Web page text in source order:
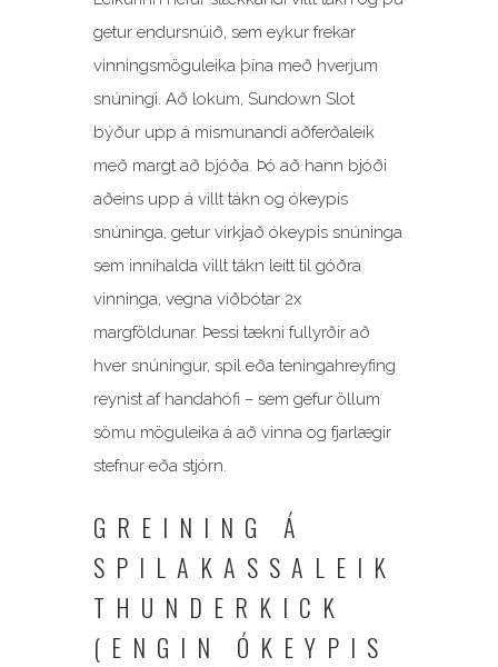
getur endursnúið, sem eykur frekar
vinningsmöguleika þína með hverjum
snúningi. Að lokum, Sundown Slot
býður upp á mismunandi aðferðaleik
með margt að bjóða. Þó að hann bjóði
aðeins upp á villt tákn og ókeypis
snúninga, getur virkjað ókeypis snúninga
sem innihalda villt tákn leitt til góðra
vinninga, vegna viðbótar 2x
margföldunar. Þessi tækni fullyrðir að
hver snúningur, spil eða teningahreyfing
reynist af handahófi – sem gefur öllum
sömu möguleika á að vinna og fjarlægir
stefnur eða stjórn.
GREINING Á
SPILAKASSALEIK
THUNDERKICK
(ENGIN ÓKEYPIS